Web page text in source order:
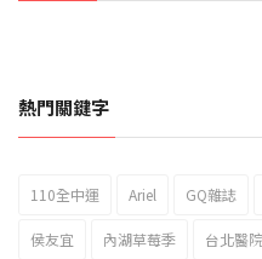
2023新北市北海岸國際
熱門關鍵字
110全中運 Ariel GQ雜誌
侯友宜 內湖草莓季 台北醫院